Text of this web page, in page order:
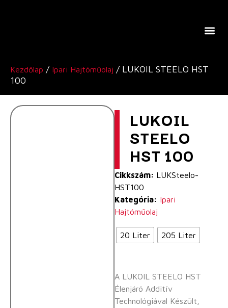
Kezdőlap / Ipari Hajtóműolaj / LUKOIL STEELO HST
100
LUKOIL
STEELO
HST 100
Cikkszám: LUKSteelo-
HST100
Kategória: Ipari
Hajtóműolaj
20 Liter 205 Liter
A LUKOIL STEELO HST
Élenjáró Additív
Technológiával Készült,